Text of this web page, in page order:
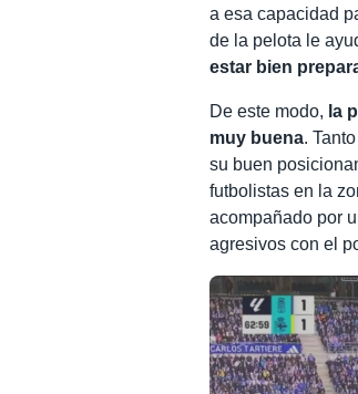
a esa capacidad
de la pelota le
estar bien
De este modo, la
muy buena.
su buen
futbolistas en la
acompañado por
agresivos con el